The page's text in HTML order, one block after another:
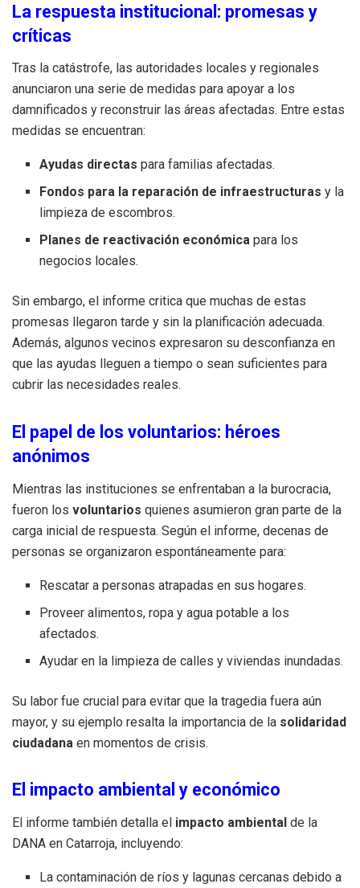
La respuesta institucional: promesas y
críticas
Tras la catástrofe, las autoridades locales y regionales
anunciaron una serie de medidas para apoyar a los
damnificados y reconstruir las áreas afectadas. Entre estas
medidas se encuentran:
Ayudas directas para familias afectadas.
Fondos para la reparación de infraestructuras y la
limpieza de escombros.
Planes de reactivación económica para los
negocios locales.
Sin embargo, el informe critica que muchas de estas
promesas llegaron tarde y sin la planificación adecuada.
Además, algunos vecinos expresaron su desconfianza en
que las ayudas lleguen a tiempo o sean suficientes para
cubrir las necesidades reales.
El papel de los voluntarios: héroes
anónimos
Mientras las instituciones se enfrentaban a la burocracia,
fueron los voluntarios quienes asumieron gran parte de la
carga inicial de respuesta. Según el informe, decenas de
personas se organizaron espontáneamente para:
Rescatar a personas atrapadas en sus hogares.
Proveer alimentos, ropa y agua potable a los
afectados.
Ayudar en la limpieza de calles y viviendas inundadas.
Su labor fue crucial para evitar que la tragedia fuera aún
mayor, y su ejemplo resalta la importancia de la solidaridad
ciudadana en momentos de crisis.
El impacto ambiental y económico
El informe también detalla el impacto ambiental de la
DANA en Catarroja, incluyendo:
La contaminación de ríos y lagunas cercanas debido a